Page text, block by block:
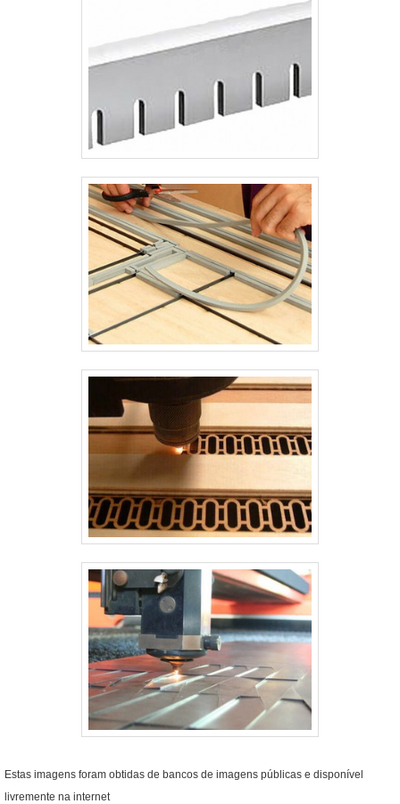
Estas imagens foram obtidas de bancos de imagens públicas e disponível
livremente na internet